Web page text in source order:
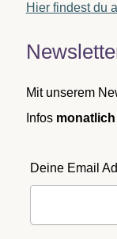
Hier findest du
Mit unserem
Infos monatlich
Deine Email